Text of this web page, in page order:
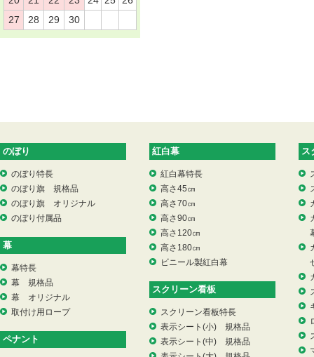
27
28 29 30
のぼり
のぼり特長
のぼり旗 規格品
のぼり旗 オリジナル
のぼり付属品
幕
幕特長
幕 規格品
幕 オリジナル
取付け用ロープ
ペナント
紅白幕
紅白幕特長
高さ45㎝
高さ70㎝
高さ90㎝
高さ120㎝
高さ180㎝
ビニール製紅白幕
スクリーン看板
スクリーン看板特長
表示シート(小) 規格品
表示シート(中) 規格品
ス